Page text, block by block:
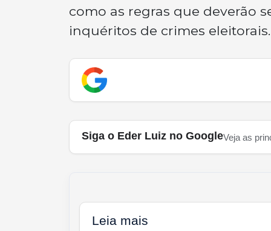
como as regras que deverão
inquéritos de crimes eleitorais.
Siga o Eder Luiz no GoogleVeja as
Leia mais